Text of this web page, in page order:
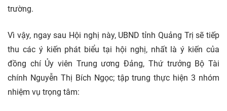
trường.
Vì vậy, ngay sau Hội nghị này, UBND tỉnh Quảng Trị sẽ tiếp
thu các ý kiến phát biểu tại hội nghị, nhất là ý kiến của
đồng chí Ủy viên Trung ương Đảng, Thứ trưởng Bộ Tài
chính Nguyễn Thị Bích Ngọc; tập trung thực hiện 3 nhóm
nhiệm vụ trọng tâm: